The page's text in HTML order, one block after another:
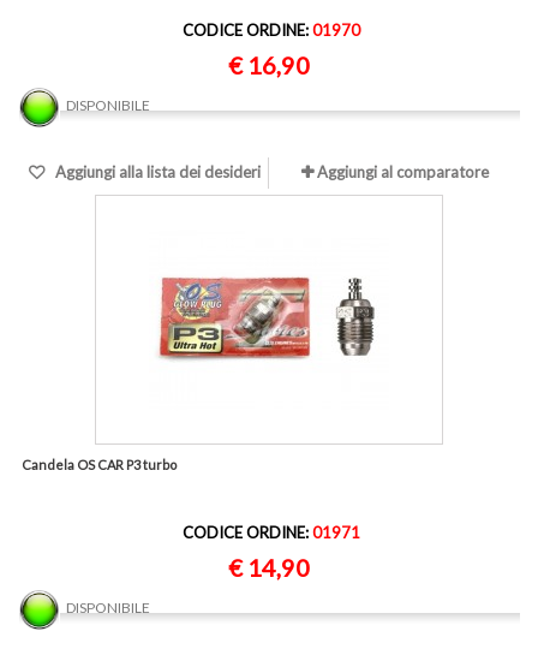
CODICE ORDINE:01970
€ 16,90
DISPONIBILE
Aggiungi alla lista dei desideri Aggiungi al comparatore
Candela OS CAR P3 turbo
CODICE ORDINE:01971
€ 14,90
DISPONIBILE